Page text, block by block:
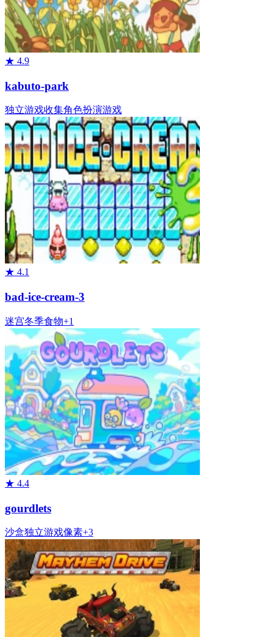
★ 4.9
kabuto-park
独立游戏收集角色扮演游戏
★ 4.1
bad-ice-cream-3
迷宫冬季食物+1
★ 4.4
gourdlets
沙盒独立游戏像素+3